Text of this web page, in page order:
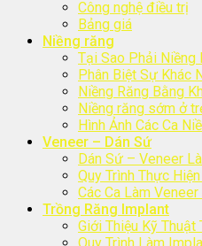
Công nghệ điều trị
Bảng giá
Niềng răng
Tại Sao Phải Niềng
Phân Biệt Sự Khác
Niềng Răng Bằng
Niềng răng sớm ở
Hình Ảnh Các Ca
Veneer – Dán Sứ
Dán Sứ – Veneer
Quy Trình Thực
Các Ca Làm
Trồng Răng Implant
Giới Thiệu Kỹ